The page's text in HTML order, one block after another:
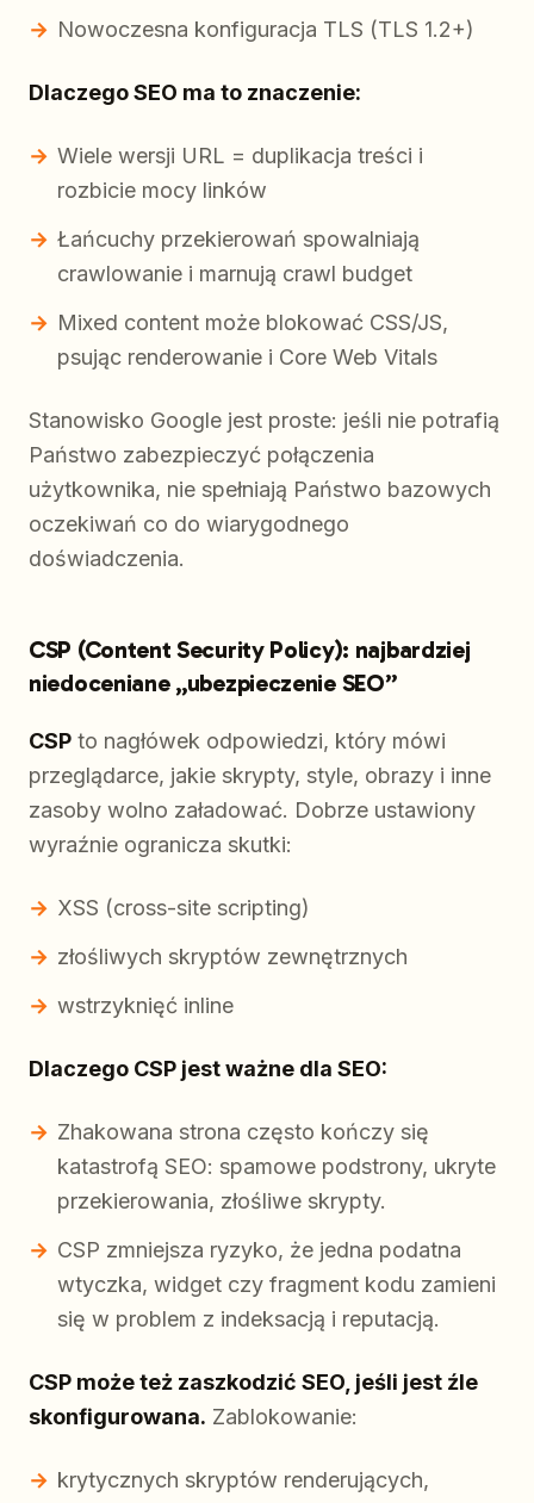
Nowoczesna konfiguracja TLS (TLS 1.2+)
Dlaczego SEO ma to znaczenie:
Wiele wersji URL = duplikacja treści i
rozbicie mocy linków
Łańcuchy przekierowań spowalniają
crawlowanie i marnują crawl budget
Mixed content może blokować CSS/JS,
psując renderowanie i Core Web Vitals
Stanowisko Google jest proste: jeśli nie potrafią
Państwo zabezpieczyć połączenia
użytkownika, nie spełniają Państwo bazowych
oczekiwań co do wiarygodnego
doświadczenia.
CSP (Content Security Policy): najbardziej
niedoceniane „ubezpieczenie SEO”
CSP to nagłówek odpowiedzi, który mówi
przeglądarce, jakie skrypty, style, obrazy i inne
zasoby wolno załadować. Dobrze ustawiony
wyraźnie ogranicza skutki:
XSS (cross-site scripting)
złośliwych skryptów zewnętrznych
wstrzyknięć inline
Dlaczego CSP jest ważne dla SEO:
Zhakowana strona często kończy się
katastrofą SEO: spamowe podstrony, ukryte
przekierowania, złośliwe skrypty.
CSP zmniejsza ryzyko, że jedna podatna
wtyczka, widget czy fragment kodu zamieni
się w problem z indeksacją i reputacją.
CSP może też zaszkodzić SEO, jeśli jest źle
skonfigurowana. Zablokowanie:
krytycznych skryptów renderujących,